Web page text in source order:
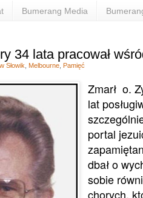
Bumerang Media
34 lata pracował
Zmarł o.
lat
portal
dbał o
sobie
chorych,
Słowik Melbourne, Pamięć